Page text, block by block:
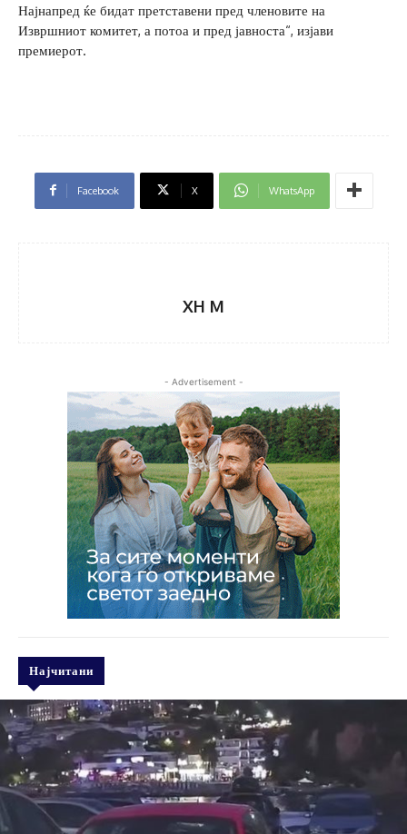
Најнапред ќе бидат претставени пред членовите на
Извршниот комитет, а потоа и пред јавноста“, изјави
премиерот.
Facebook X WhatsApp
XH M
- Advertisement -
Најчитани